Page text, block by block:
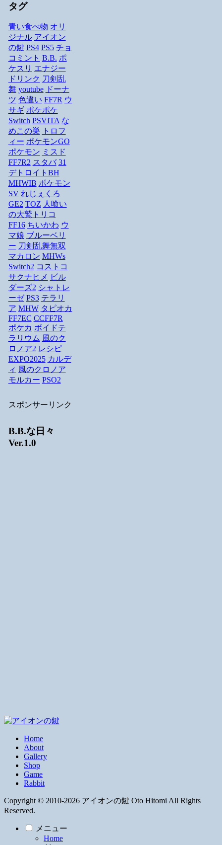
タグ
青い食べ物 オリ
ジナル アイオン
の鍵 PS4 PS5 チョ
コミント B.B. ポ
ケスリ エナジー
ドリンク 刀剣乱
舞 youtube ドーナ
ツ 色違い FF7R ウ
サギ ポケポケ
Switch PSVITA な
めこの巣
トロフ
ィー ポケモンGO
ポケモン ミスド
FF7R2 スタバ 31
デトロイトBH
MHWIB ポケモン
SV れじぇくろ
GE2 TOZ 人喰い
の大鷲トリコ
FF16 ちいかわ ウ
マ娘 ブルーベリ
ー 刀剣乱舞無双
マカロン MHWs
Switch2 コストコ
サクナヒメ ビル
ダーズ2 シャトレ
ーゼ PS3 テラリ
ア MHW タピオカ
FF7EC CCFF7R
ポケカ ボイドテ
ラリウム 風のク
ロノア2 レシピ
EXPO2025 カルデ
ィ 風のクロノア
モルカー PSO2
スポンサーリンク
B.B.な日々
Ver.1.0
Home
About
Gallery
Shop
Game
Rabbit
Copyright © 2010-2026 アイオンの鍵 Oto Hitomi All Rights
Reserved.
メニュー
Home